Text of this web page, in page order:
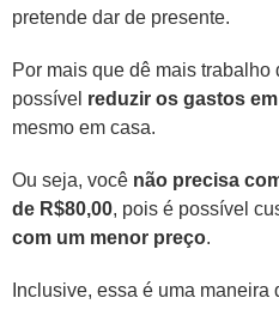
pretende dar de presente.
Por mais que dê mais trabalho
possível reduzir os gastos
mesmo em casa.
Ou seja, você não precisa
de R$80,00, pois é possível
com um menor preço.
Inclusive, essa é uma maneira